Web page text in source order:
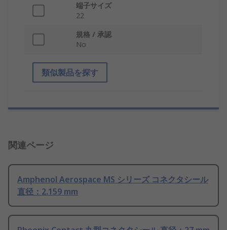
端子サイズ
22
規格 / 承認
No
類似製品を探す
関連ページ
Amphenol Aerospace MS シリーズ コネクタシール
直径：2.159 mm